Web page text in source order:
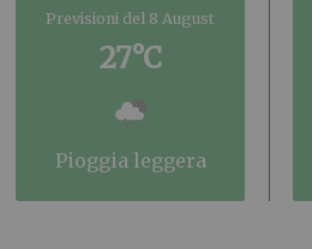
Previsioni del 8 August
27°C
pioggia leggera